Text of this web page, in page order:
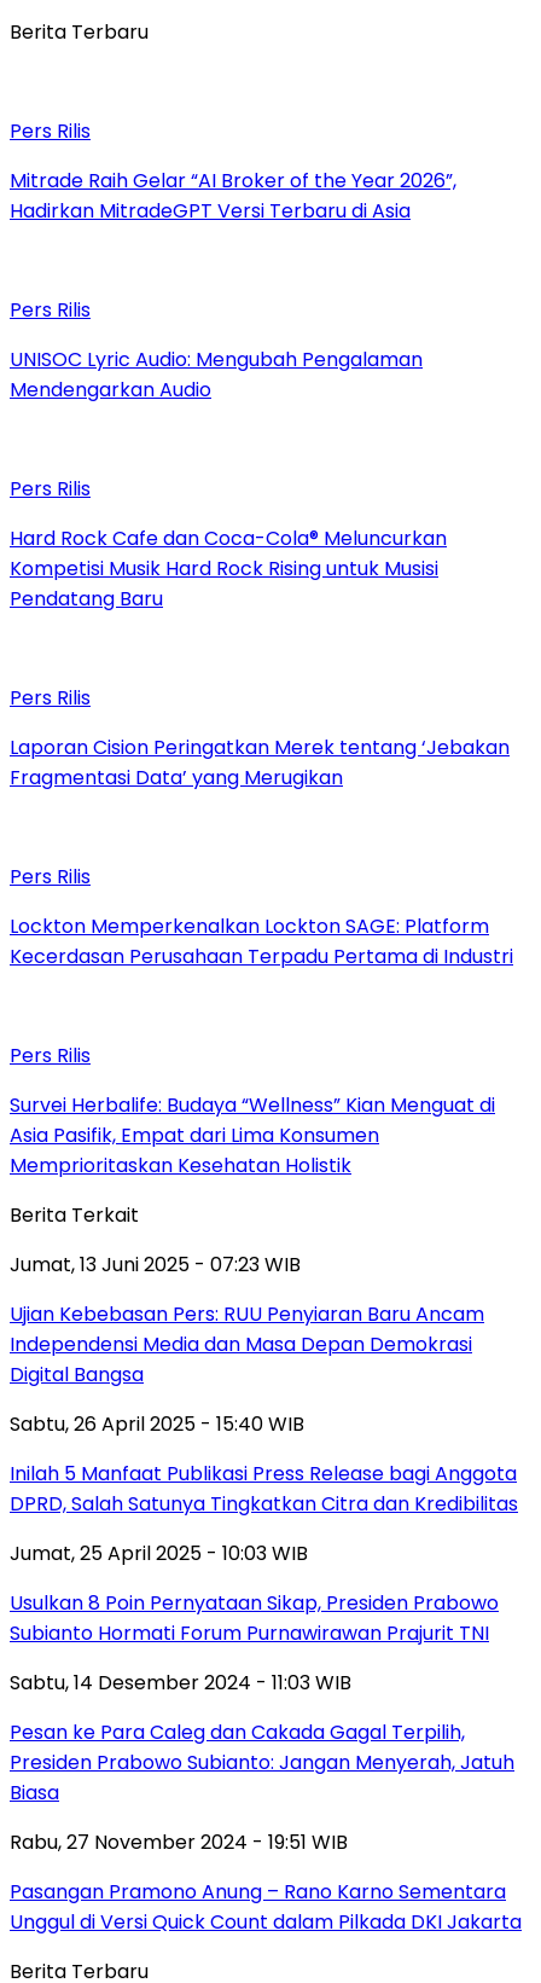
Berita Terbaru
Pers Rilis
Mitrade Raih Gelar “AI Broker of the Year 2026”,
Hadirkan MitradeGPT Versi Terbaru di Asia
Pers Rilis
UNISOC Lyric Audio: Mengubah Pengalaman
Mendengarkan Audio
Pers Rilis
Hard Rock Cafe dan Coca-Cola® Meluncurkan
Kompetisi Musik Hard Rock Rising untuk Musisi
Pendatang Baru
Pers Rilis
Laporan Cision Peringatkan Merek tentang ‘Jebakan
Fragmentasi Data’ yang Merugikan
Pers Rilis
Lockton Memperkenalkan Lockton SAGE: Platform
Kecerdasan Perusahaan Terpadu Pertama di Industri
Pers Rilis
Survei Herbalife: Budaya “Wellness” Kian Menguat di
Asia Pasifik, Empat dari Lima Konsumen
Memprioritaskan Kesehatan Holistik
Berita Terkait
Jumat, 13 Juni 2025 - 07:23 WIB
Ujian Kebebasan Pers: RUU Penyiaran Baru Ancam
Independensi Media dan Masa Depan Demokrasi
Digital Bangsa
Sabtu, 26 April 2025 - 15:40 WIB
Inilah 5 Manfaat Publikasi Press Release bagi Anggota
DPRD, Salah Satunya Tingkatkan Citra dan Kredibilitas
Jumat, 25 April 2025 - 10:03 WIB
Usulkan 8 Poin Pernyataan Sikap, Presiden Prabowo
Subianto Hormati Forum Purnawirawan Prajurit TNI
Sabtu, 14 Desember 2024 - 11:03 WIB
Pesan ke Para Caleg dan Cakada Gagal Terpilih,
Presiden Prabowo Subianto: Jangan Menyerah, Jatuh
Biasa
Rabu, 27 November 2024 - 19:51 WIB
Pasangan Pramono Anung – Rano Karno Sementara
Unggul di Versi Quick Count dalam Pilkada DKI Jakarta
Berita Terbaru